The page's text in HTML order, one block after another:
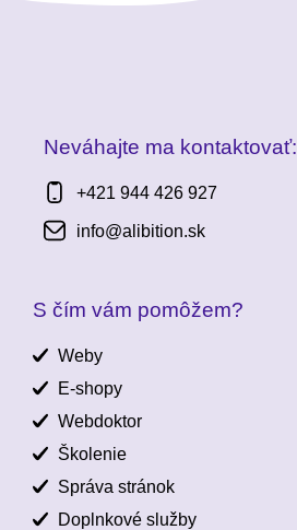
Neváhajte ma kontaktovať:
+421 944 426 927
info@alibition.sk
S čím vám pomôžem?
Weby
E-shopy
Webdoktor
Školenie
Správa stránok
Doplnkové služby